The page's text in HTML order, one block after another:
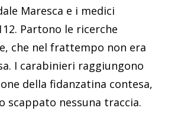
Maresca e i medici
Partono le ricerche
che nel frattempo non era
I carabinieri raggiungono
della fidanzatina contesa,
scappato nessuna traccia.